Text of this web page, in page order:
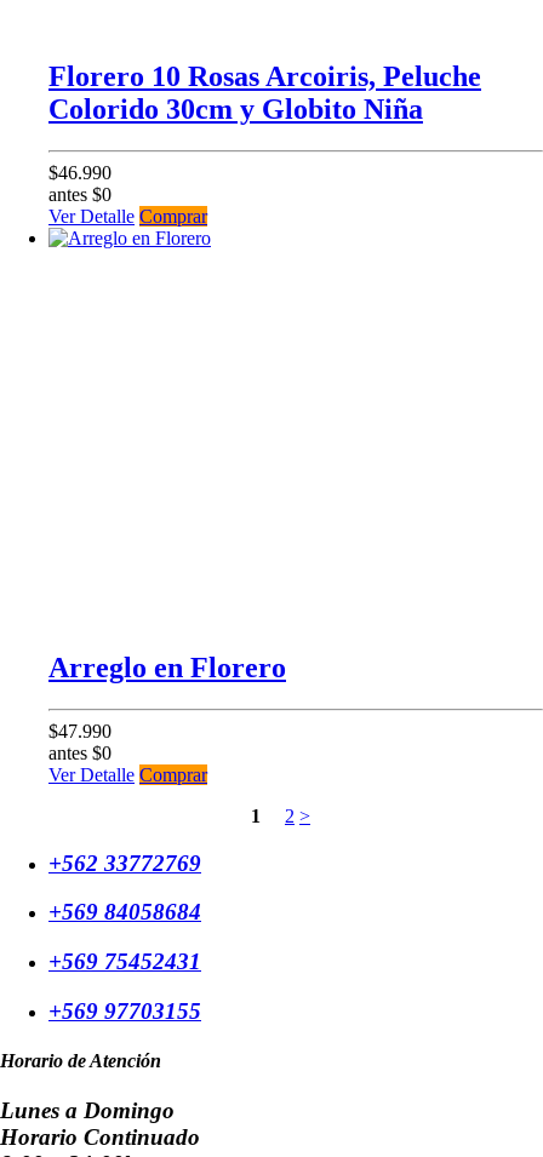
Florero 10 Rosas Arcoiris, Peluche
Colorido 30cm y Globito Niña
$46.990
antes $0
Ver Detalle Comprar
Arreglo en Florero
$47.990
antes $0
Ver Detalle Comprar
1
2 >
+562 33772769
+569 84058684
+569 75452431
+569 97703155
Horario de Atención
Lunes a Domingo
Horario Continuado